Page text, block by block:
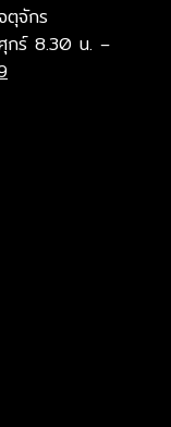
ตุจักร
กร์ 8.30 น. –